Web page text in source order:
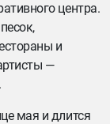
центра.
и
—
мая и длится